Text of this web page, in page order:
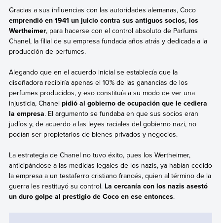
Gracias a sus influencias con las autoridades alemanas, Coco
emprendió en 1941 un juicio contra sus antiguos socios, los
Wertheimer, para hacerse con el control absoluto de Parfums
Chanel, la filial de su empresa fundada años atrás y dedicada a la
producción de perfumes.
Alegando que en el acuerdo inicial se establecía que la
diseñadora recibiría apenas el 10% de las ganancias de los
perfumes producidos, y eso constituía a su modo de ver una
injusticia, Chanel pidió al gobierno de ocupación que le cediera
la empresa. El argumento se fundaba en que sus socios eran
judíos y, de acuerdo a las leyes raciales del gobierno nazi, no
podían ser propietarios de bienes privados y negocios.
La estrategia de Chanel no tuvo éxito, pues los Wertheimer,
anticipándose a las medidas legales de los nazis, ya habían cedido
la empresa a un testaferro cristiano francés, quien al término de la
guerra les restituyó su control. La cercanía con los nazis asestó
un duro golpe al prestigio de Coco en ese entonces.